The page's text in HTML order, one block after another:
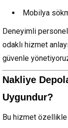
Mobilya
Deneyimli
odaklı hizmet
güvenle
Nakliye
Uygundur?
Bu hizmet